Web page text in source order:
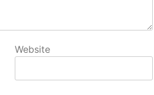
Website